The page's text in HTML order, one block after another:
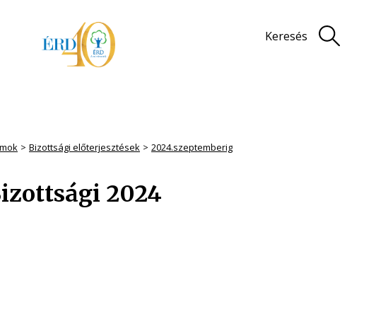
Keresés
Bizottsági előterjesztések
2024.szeptemberig
2024